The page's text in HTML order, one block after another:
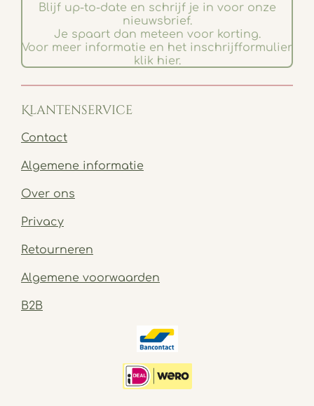
Blijf up-to-date en schrijf je in voor onze
nieuwsbrief.
Je spaart dan meteen voor korting.
Voor meer informatie en het inschrijfformulier
klik hier.
Klantenservice
Contact
Algemene informatie
Over ons
Privacy
Retourneren
Algemene voorwaarden
B2B